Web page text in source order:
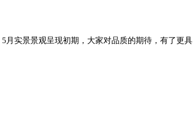
月实景景观呈现初期，大家对品质的期待，有了更具